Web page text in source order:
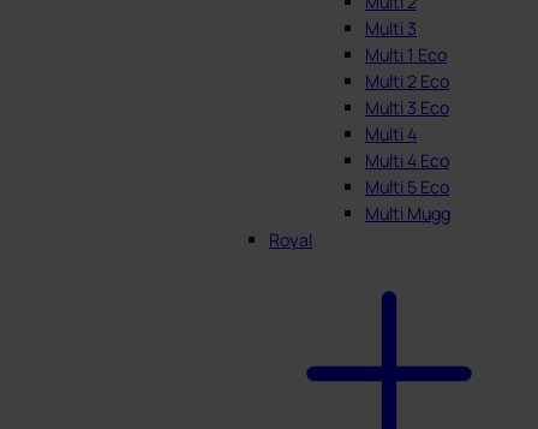
Multi 3
Multi 1 Eco
Multi 2 Eco
Multi 3 Eco
Multi 4
Multi 4 Eco
Multi 5 Eco
Multi Mugg
Royal